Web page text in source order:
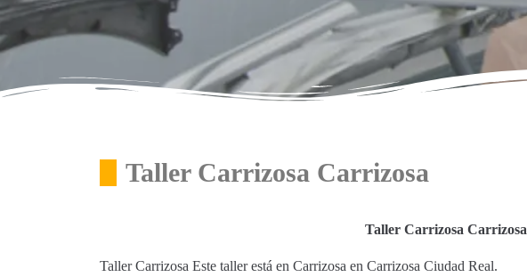
Taller Carrizosa Carrizosa
Taller Carrizosa Carrizosa
Taller Carrizosa Este taller está en Carrizosa en Carrizosa Ciudad Real.